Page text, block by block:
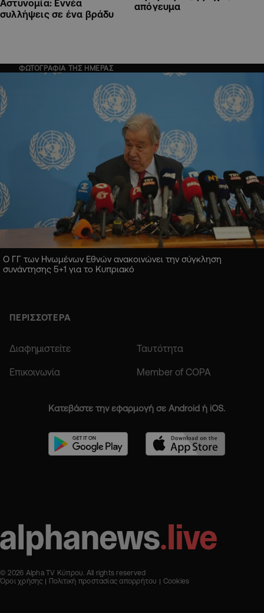
Αστυνομία: Εννέα
συλλήψεις σε ένα βράδυ
απόγευμα
ΦΩΤΟΓΡΑΦΙΑ ΤΗΣ ΗΜΕΡΑΣ
Ο ΓΓ των Ηνωμένων Εθνών ανακοινώνει την σύγκληση
συνάντησης 5+1 για το Κυπριακό
ΠΕΡΙΣΣΟΤΕΡΑ
Διαφημιστείτε Ταυτότητα
Επικοινωνία Member of COPA
Κατεβάστε την εφαρμογή σε Android ή iOS.
© 2026 Alpha TV Κύπρου. All rights reserved
Όροι χρήσης
Πολιτική προστασίας απορρήτου Cookies